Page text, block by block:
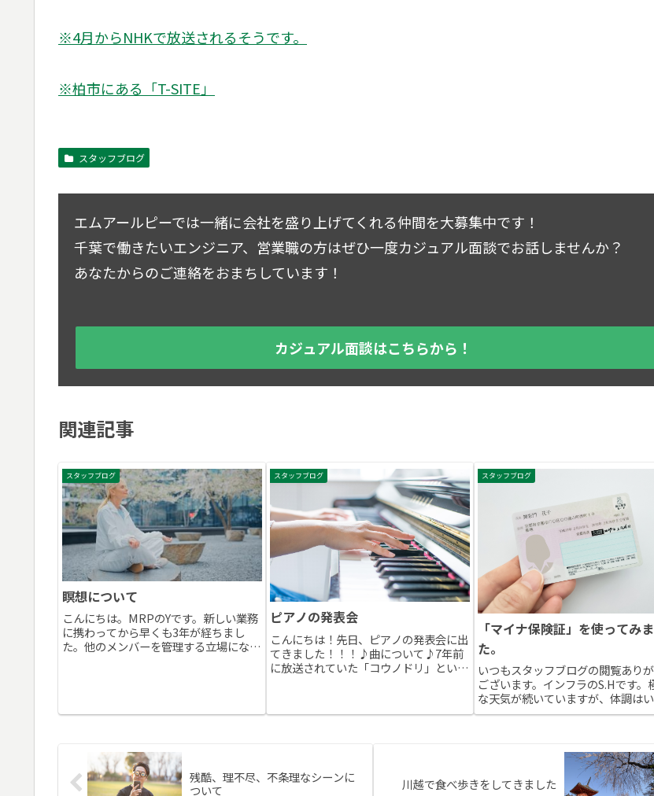
※4月からNHKで放送されるそうです。
※柏市にある「T-SITE」
スタッフブログ
エムアールピーでは一緒に会社を盛り上げてくれる仲間を大募集中です！
千葉で働きたいエンジニア、営業職の方はぜひ一度カジュアル面談でお話しませんか？
あなたからのご連絡をおまちしています！
カジュアル面談はこちらから！
関連記事
スタッフブログ
瞑想について
こんにちは。MRPのYです。新しい業務
に携わってから早くも3年が経ちまし
た。他のメンバーを管理する立場になっ
スタッフブログ
ピアノの発表会
こんにちは！先日、ピアノの発表会に出
てきました！！！♪曲について♪7年前
に放送されていた「コウノドリ」という
スタッフブログ
「マイナ保険証」を使ってみ
た。
いつもスタッフブログの閲覧あり
ございます。インフラのS.Hです。
な天気が続いていますが、体調は
でしょうか。私は高血圧持ちによ
使いましたので、その感...
残酷、理不尽、不条理なシーンに
ついて
川越で食べ歩きをしてきました